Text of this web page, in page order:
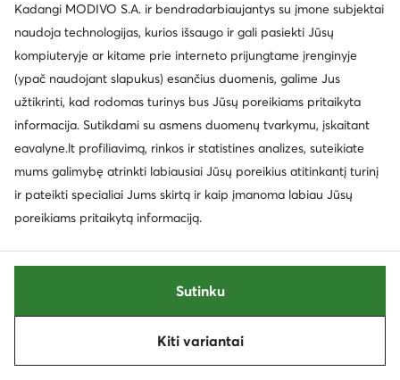
EXTRA -15% Kodas: SUMMER
Nine West
Rankinė · Écru
Dabartinė kaina
39,99 €
Mažiausia kaina 43,99 €
EXTRA -15% Kodas: SUMMER
Nine West
Rankinė · Žalia
Dabartinė kaina
40,99€
Mažiausia kaina45,99 €
Palanki kaina
Kadangi MODIVO S.A. ir bendradarbiaujantys su įmone subjektai
naudoja technologijas, kurios išsaugo ir gali pasiekti Jūsų
kompiuteryje ar kitame prie interneto prijungtame įrenginyje
(ypač naudojant slapukus) esančius duomenis, galime Jus
užtikrinti, kad rodomas turinys bus Jūsų poreikiams pritaikyta
informacija. Sutikdami su asmens duomenų tvarkymu, įskaitant
eavalyne.lt profiliavimą, rinkos ir statistines analizes, suteikiate
mums galimybę atrinkti labiausiai Jūsų poreikius atitinkantį turinį
ir pateikti specialiai Jums skirtą ir kaip įmanoma labiau Jūsų
poreikiams pritaikytą informaciją.
Kiti variantai
Sutinku